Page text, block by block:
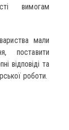
вимогам
мали
поставити
відповіді та
роботи.